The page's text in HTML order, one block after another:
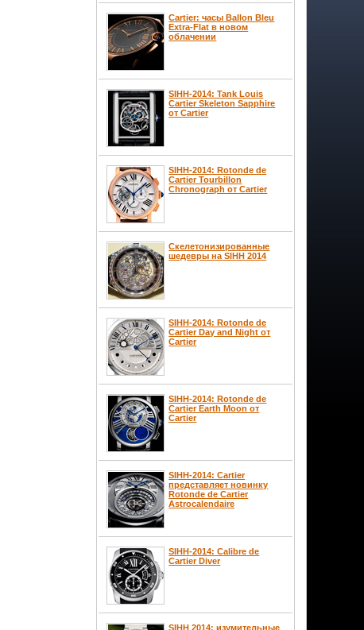
Cartier: часы Ballon Bleu
Extra-Flat в новом
облачении
SIHH-2014: Tank Louis
Cartier Skeleton Sapphire
от Cartier
SIHH-2014: Rotonde de
Cartier Tourbillon
Chronograph от Cartier
Скелетонизированные
шедевры на SIHH 2014
SIHH-2014: Rotonde de
Cartier Day and Night от
Cartier
SIHH-2014: Rotonde de
Cartier Earth Moon от
Cartier
SIHH-2014: Cartier
представляет новинку
Rotonde de Cartier
Astrocalendaire
SIHH-2014: Calibre de
Cartier Diver
SIHH 2014: изумительные